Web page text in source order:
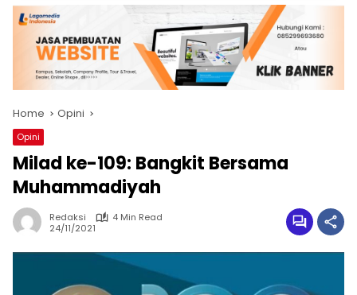
Home Opini
Opini
Milad ke-109: Bangkit Bersama
Muhammadiyah
Redaksi
4 Min Read
24/11/2021